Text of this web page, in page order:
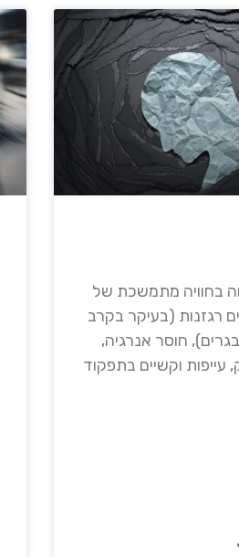
בחוויה מתמשכת של
רגזנות (בעיקר בקרב
חוסר אנרגיה,
וקשיים בתפקוד